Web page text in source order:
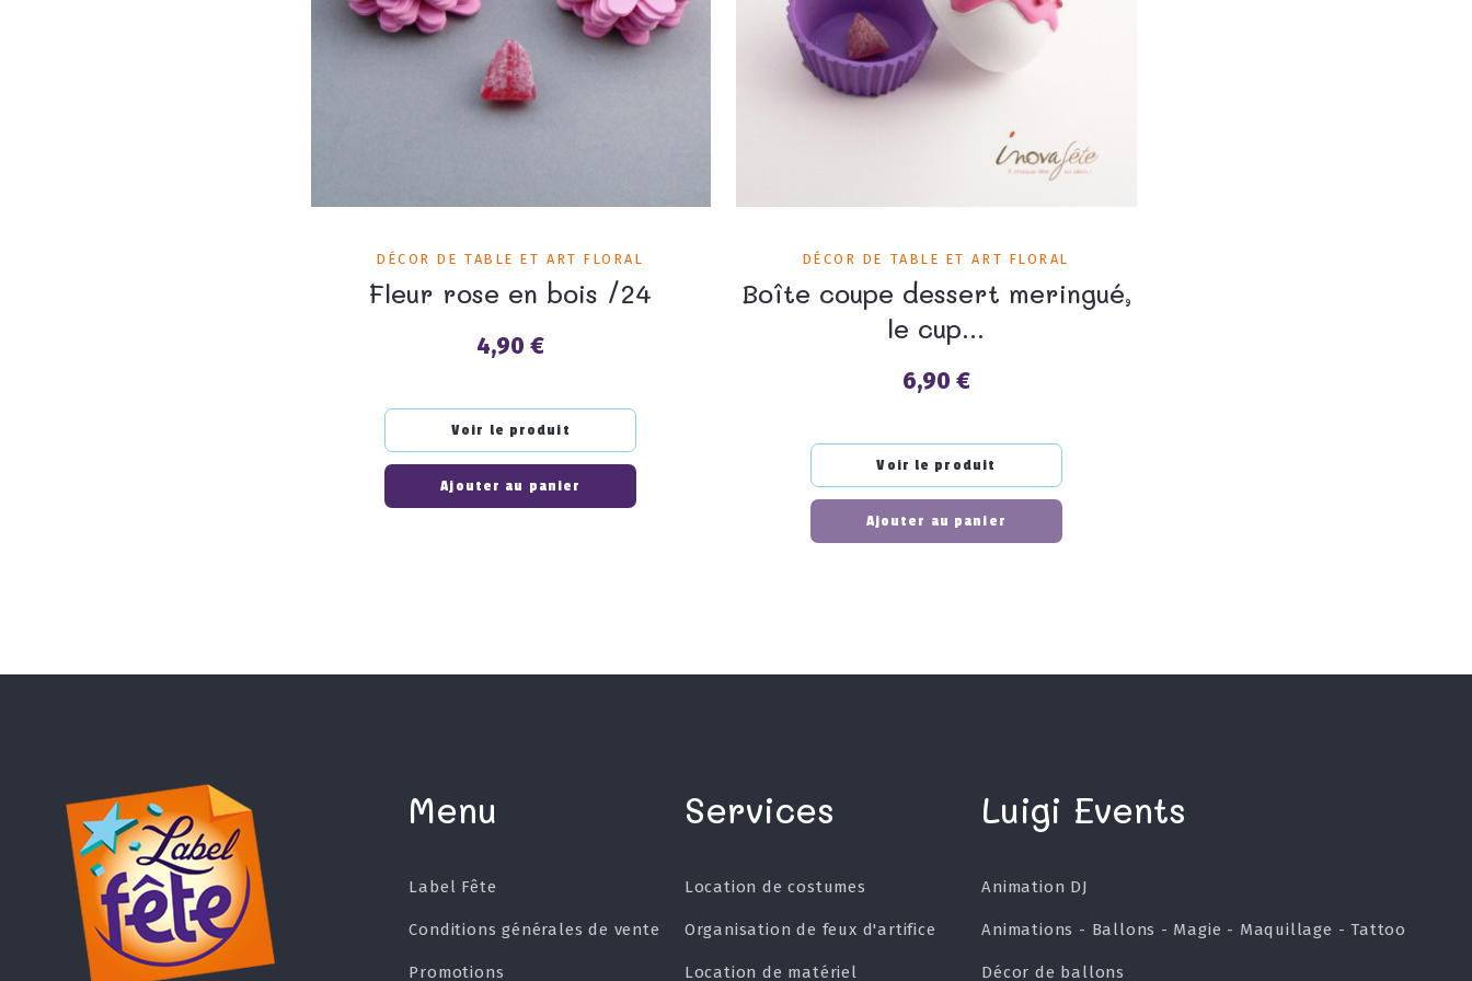
DÉCOR DE TABLE ET ART FLORAL
Fleur rose en bois /24
Prix
4,90 €
Voir le produit
Ajouter au panier
DÉCOR DE TABLE ET ART FLORAL
Boîte coupe dessert meringué,
le cup...
Prix
6,90 €
Voir le produit
Ajouter au panier
Menu
Label Fête
Conditions générales de vente
Promotions
Services
Location de costumes
Organisation de feux d'artifice
Location de matériel
Luigi Events
Animation DJ
Animations - Ballons - Magie - Maquillage - Tattoo
Décor de ballons